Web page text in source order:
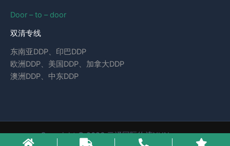
Door – to – door
双清专线
东南亚DDP、印巴DDP
欧洲DDP、美国DDP、加拿大DDP
澳洲DDP、中东DDP
Copyright © 2026 云泽国际物流YUNcargo